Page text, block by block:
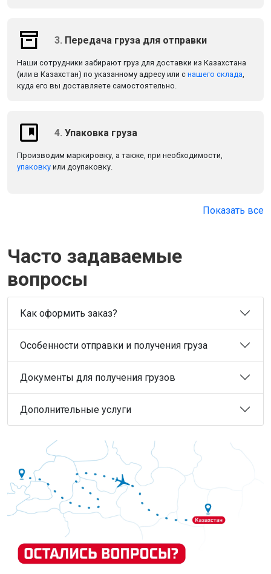
3. Передача груза для отправки
Наши сотрудники забирают груз для доставки из Казахстана
(или в Казахстан) по указанному адресу или с нашего склада,
куда его вы доставляете самостоятельно.
4. Упаковка груза
Производим маркировку, а также, при необходимости,
упаковку или доупаковку.
Показать все
Часто задаваемые
вопросы
Как оформить заказ?
Особенности отправки и получения груза
Документы для получения грузов
Дополнительные услуги